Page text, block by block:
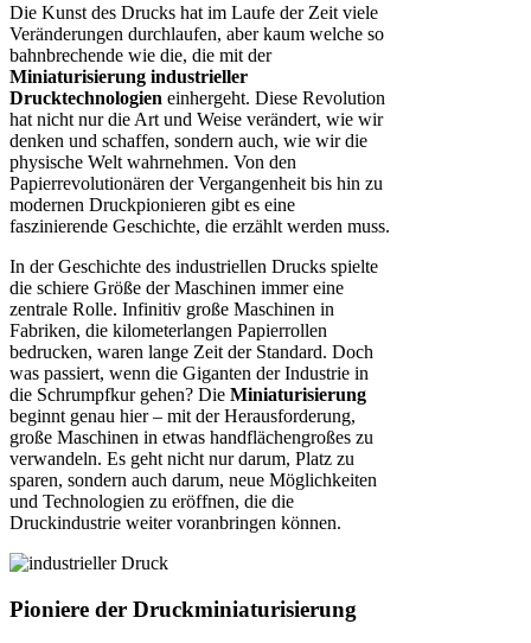
Die Kunst des Drucks hat im Laufe der Zeit viele
Veränderungen durchlaufen, aber kaum welche so
bahnbrechende wie die, die mit der
Miniaturisierung industrieller
Drucktechnologien einhergeht. Diese Revolution
hat nicht nur die Art und Weise verändert, wie wir
denken und schaffen, sondern auch, wie wir die
physische Welt wahrnehmen. Von den
Papierrevolutionären der Vergangenheit bis hin zu
modernen Druckpionieren gibt es eine
faszinierende Geschichte, die erzählt werden muss.
In der Geschichte des industriellen Drucks spielte
die schiere Größe der Maschinen immer eine
zentrale Rolle. Infinitiv große Maschinen in
Fabriken, die kilometerlangen Papierrollen
bedrucken, waren lange Zeit der Standard. Doch
was passiert, wenn die Giganten der Industrie in
die Schrumpfkur gehen? Die Miniaturisierung
beginnt genau hier – mit der Herausforderung,
große Maschinen in etwas handflächengroßes zu
verwandeln. Es geht nicht nur darum, Platz zu
sparen, sondern auch darum, neue Möglichkeiten
und Technologien zu eröffnen, die die
Druckindustrie weiter voranbringen können.
Pioniere der Druckminiaturisierung